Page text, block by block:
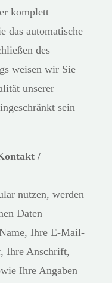
komplett
das automatische
des
weisen wir Sie
unserer
sein
/
nutzen, werden
Daten
Ihre E-Mail-
Ihre Anschrift,
Ihre Angaben